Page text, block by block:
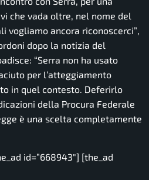
che vada oltre, nel nome del
vogliamo ancora riconoscerci”,
dopo la notizia del
“Serra non ha usato
per l’atteggiamento
in quel contesto. Deferirlo
della Procura Federale
è una scelta completamente
id=”668943″] [the_ad